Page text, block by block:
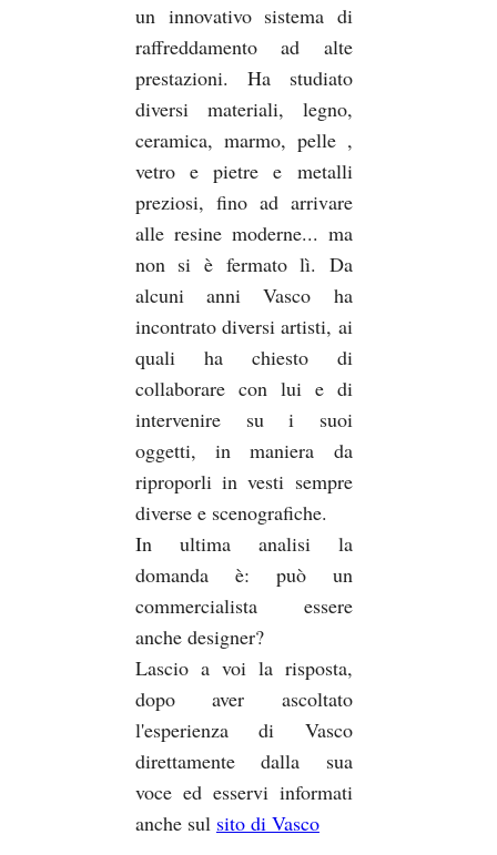
un innovativo sistema di
raffreddamento ad alte
prestazioni. Ha studiato
diversi materiali, legno,
ceramica, marmo, pelle ,
vetro e pietre e metalli
preziosi, fino ad arrivare
alle resine moderne... ma
non si è fermato lì. Da
alcuni anni Vasco ha
incontrato diversi artisti, ai
quali ha chiesto di
collaborare con lui e di
intervenire su i suoi
oggetti, in maniera da
riproporli in vesti sempre
diverse e scenografiche.
In ultima analisi la
domanda è: può un
commercialista essere
anche designer?
Lascio a voi la risposta,
dopo aver ascoltato
l'esperienza di Vasco
direttamente dalla sua
voce ed esservi informati
anche sul sito di Vasco